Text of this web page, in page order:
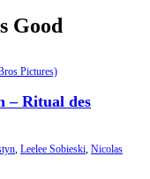
Good
– Ritual des
, Leelee Sobieski, Nicolas